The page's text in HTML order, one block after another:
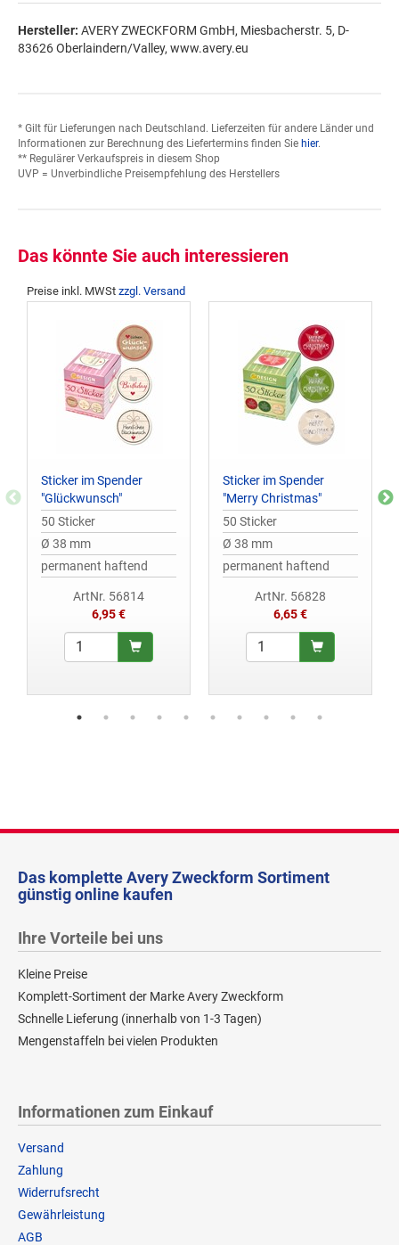
Hersteller: AVERY ZWECKFORM GmbH, Miesbacherstr. 5, D-
83626 Oberlaindern/Valley, www.avery.eu
* Gilt für Lieferungen nach Deutschland. Lieferzeiten für andere Länder und
Informationen zur Berechnung des Liefertermins finden Sie hier.
** Regulärer Verkaufspreis in diesem Shop
UVP = Unverbindliche Preisempfehlung des Herstellers
Das könnte Sie auch interessieren
Preise inkl. MWSt zzgl. Versand
Sticker im Spender
"Glückwunsch"
50 Sticker
Ø 38 mm
permanent haftend
ArtNr. 56814
6,95 €
Sticker im Spender
"Merry Christmas"
50 Sticker
Ø 38 mm
permanent haftend
ArtNr. 56828
6,65 €
Das komplette Avery Zweckform Sortiment
günstig online kaufen
Ihre Vorteile bei uns
Kleine Preise
Komplett-Sortiment der Marke Avery Zweckform
Schnelle Lieferung (innerhalb von 1-3 Tagen)
Mengenstaffeln bei vielen Produkten
Informationen zum Einkauf
Versand
Zahlung
Widerrufsrecht
Gewährleistung
AGB